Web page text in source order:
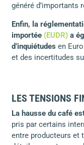
généré d’importants
Enfin, la
importée (EUDR)a
d’inquiétudes en
et des incertitudes
LES TENSIONS
La hausse du café
pris par certains
entre producteurs et